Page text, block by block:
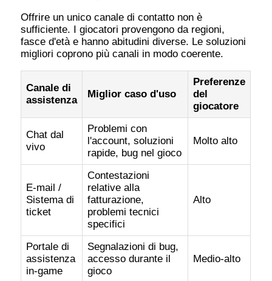
Offrire un unico canale di contatto non è
sufficiente. I giocatori provengono da regioni,
fasce d'età e hanno abitudini diverse. Le soluzioni
migliori coprono più canali in modo coerente.
Canale di
assistenza
Miglior caso d'uso
Preferenze
del
giocatore
Chat dal
vivo
Problemi con
l'account, soluzioni
rapide, bug nel gioco
Molto alto
E-mail /
Sistema di
ticket
Contestazioni
relative alla
fatturazione,
problemi tecnici
specifici
Alto
Portale di
assistenza
in-game
Segnalazioni di bug,
accesso durante il
gioco
Medio-alto